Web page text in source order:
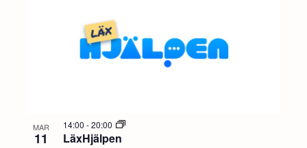
MAR
11 LäxHjälpen
14:00 -20:00